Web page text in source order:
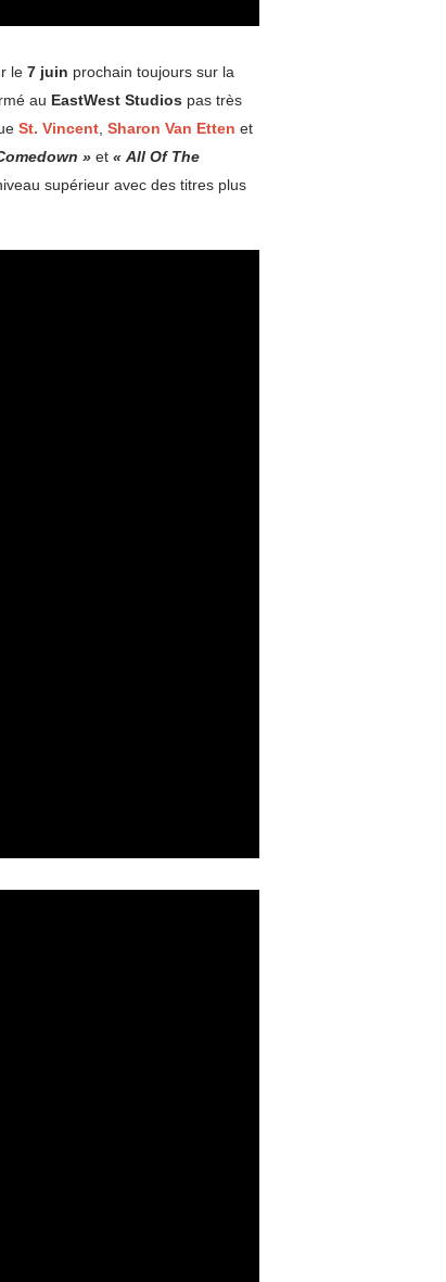
le 7 juin prochain toujours sur la
au EastWest Studios pas très
St. Vincent Sharon Van Etten et
» et « All Of The
supérieur avec des titres plus